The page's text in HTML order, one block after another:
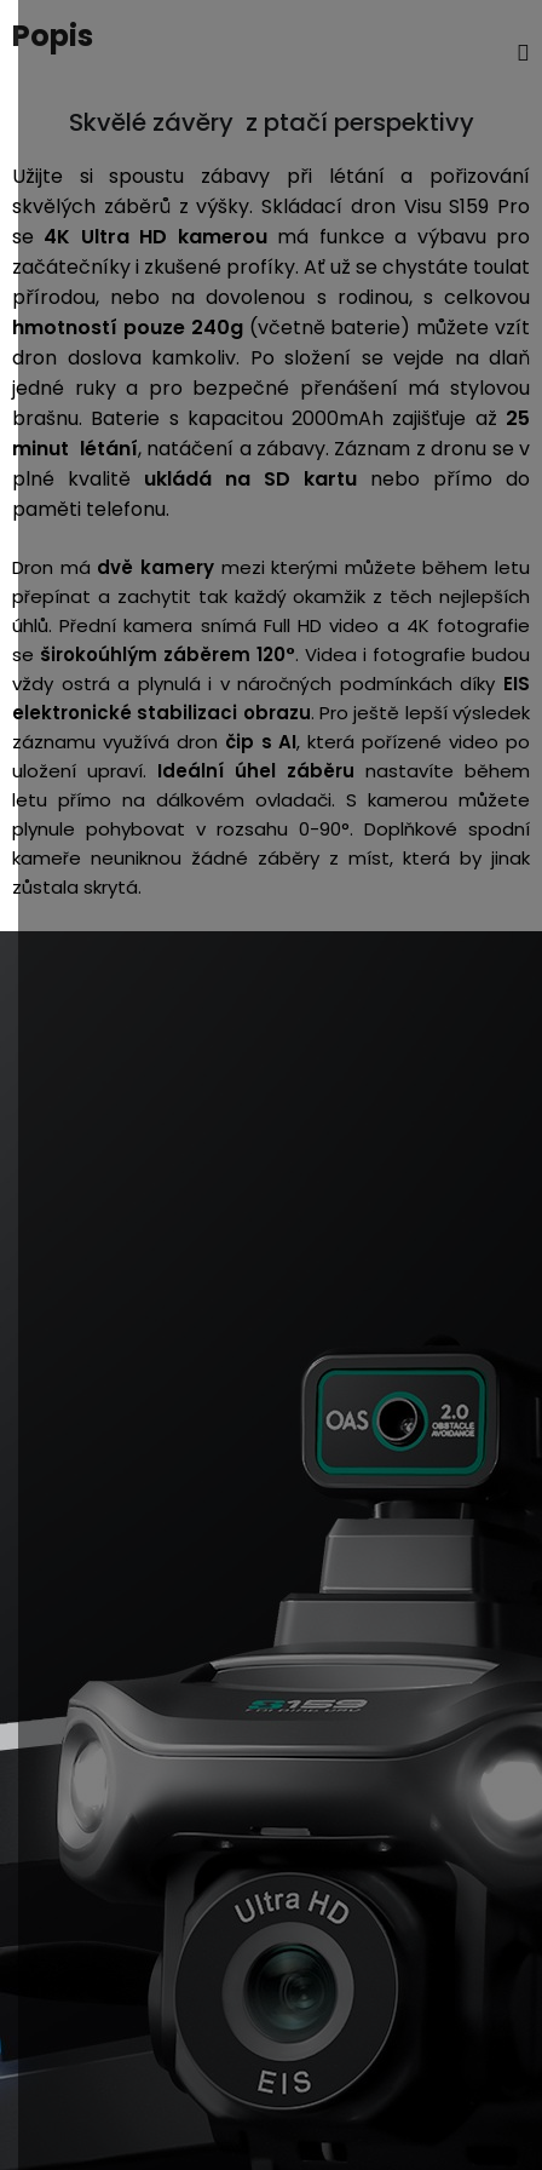
Redukce
Popis
Skvělé závěry z ptačí perspektivy
Užijte si spoustu zábavy při létání a pořizování
skvělých záběrů z výšky. Skládací dron Visu S159 Pro
se 4K Ultra HD kameroumá funkce a výbavu pro
začátečníky i zkušené profíky. Ať už se chystáte toulat
přírodou, nebo na dovolenou s rodinou, s celkovou
hmotností pouze 240g(včetně baterie) můžete vzít
dron doslova kamkoliv. Po složení se vejde na dlaň
jedné ruky a pro bezpečné přenášení má stylovou
brašnu. Baterie s kapacitou 2000mAh zajišťuje až 25
minut létání, natáčení a zábavy. Záznam z dronu se v
plné kvalitě ukládá na SD kartu nebo přímo do
paměti telefonu.
Dron má dvě kamerymezi kterými můžete během letu
přepínat a zachytit tak každý okamžik z těch nejlepších
úhlů. Přední kamera snímá Full HD video a 4K fotografie
se širokoúhlým záběrem 120°. Videa i fotografie budou
vždy ostrá a plynulá i v náročných podmínkách díky EIS
elektronické stabilizaci obrazu. Pro ještě lepší výsledek
záznamu využívá dron čip s AI, která pořízené video po
uložení upraví. Ideální úhel záběru nastavíte během
letu přímo na dálkovém ovladači. S kamerou můžete
plynule pohybovat v rozsahu 0-90°. Doplňkové spodní
kameře neuniknou žádné záběry z míst, která by jinak
zůstala skrytá.